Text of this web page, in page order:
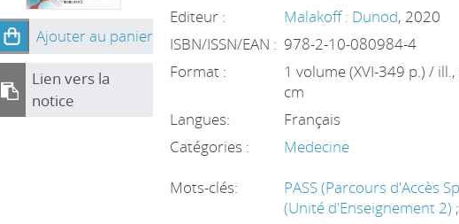
Ajouter au panier
Lien vers la
notice
Editeur : Malakoff : Dunod, 2020
ISBN/ISSN/EAN : 978-2-10-080984-4
Format :
1 volume (XVI-349 p.) /
cm
Langues:
Français
Catégories :
Medecine
Mots-clés:
PASS (Parcours d'Accès
(Unité d'Enseignement 2) ;